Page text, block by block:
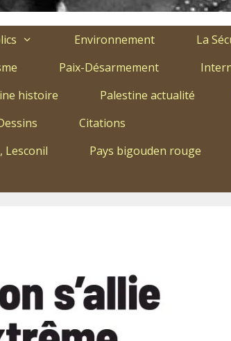
Environnement
La
Paix-Désarmement
histoire Palestine actualité
Citations
Lesconil Pays bigouden rouge